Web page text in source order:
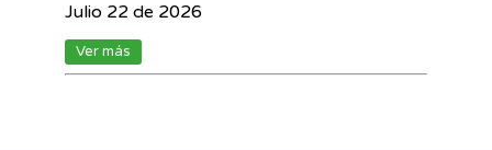
Julio 22 de 2026
Ver más